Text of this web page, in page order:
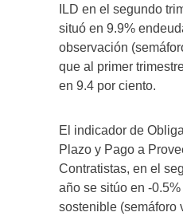
ILD en el segundo
situó en 9.9%
observación
que al primer
en 9.4 por ciento.
El indicador de
Plazo y Pago a
Contratistas, en el
año se sitúo en -
sostenible (semáforo